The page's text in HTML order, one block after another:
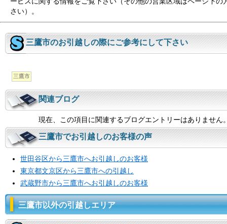
さい）。
三鷹市のお引越しの際にご参考にして下さい
三鷹市
関連ブログ
現在、この項目に関連するブログエントリーはありません
三鷹市でお引越しのお客様の声
世田谷区から三鷹市へお引越しのお客様
東京都文京区から三鷹市への引越し
武蔵野市から三鷹市へお引越しのお客様
三鷹市以外の引越しエリア